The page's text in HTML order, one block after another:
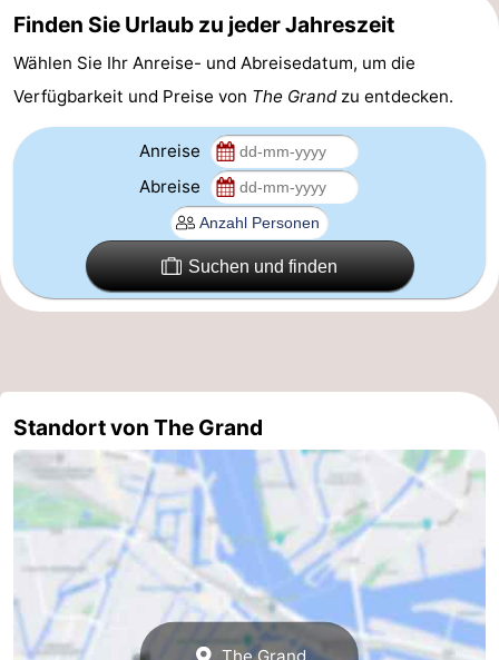
Homohauptstadt
Rotlichtviertel
Geschichte
Diamante
im
Gärten
-
Nordholland
Südholland
Praktisch
Forum
Reisebuchshop
Finden Sie Urlaub zu jeder Jahreszeit
Wählen Sie Ihr Anreise- und Abreisedatum, um die
Verfügbarkeit und Preise von The Grandzu entdecken.
Anreise
Abreise
Suchen und finden
Standort von The Grand
The Grand